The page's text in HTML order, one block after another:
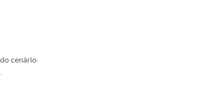
cenário